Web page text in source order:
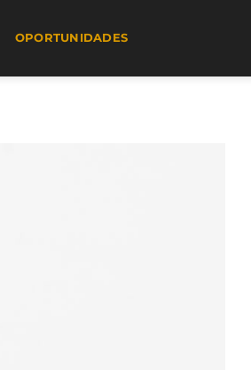
OPORTUNIDADES